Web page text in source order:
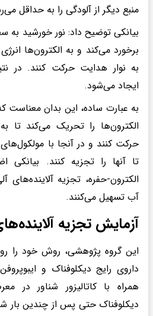
منبع دیگر از آلودگی را به حداقل
بیانکی توضیح داد: نور خورشید
برخورد می‌کند و به الکترون‌ها
به نوار هدایت حرکت کنند. در
ایجاد می‌شود.
به عبارت ساده، این بدان معناست که
الکترون‌ها را تحریک می‌کند تا
حرکت کنند و در آنجا با
تا آنها را تجزیه کنند.
الکترون-حفره، تجزیه آلاینده‌های
آب تسهیل می‌کنند.
آزمایش تجزیه
این گروه پژوهشی، روش خود را
داروی رایج دیکلوفناک و
همراه با کاتالیزور شناور در
دیکلوفناک حتی پس از چندین